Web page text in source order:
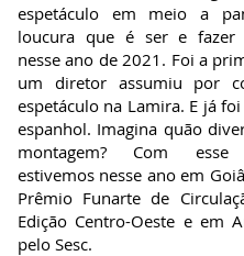
espetáculo em meio a
loucura que é ser e fazer
nesse ano de 2021. Foi a
um diretor assumiu por
espetáculo na Lamira. E já
espanhol. Imagina quão
montagem? Com esse
estivemos nesse ano em
Prêmio Funarte de
Edição Centro-Oeste e em
pelo Sesc.